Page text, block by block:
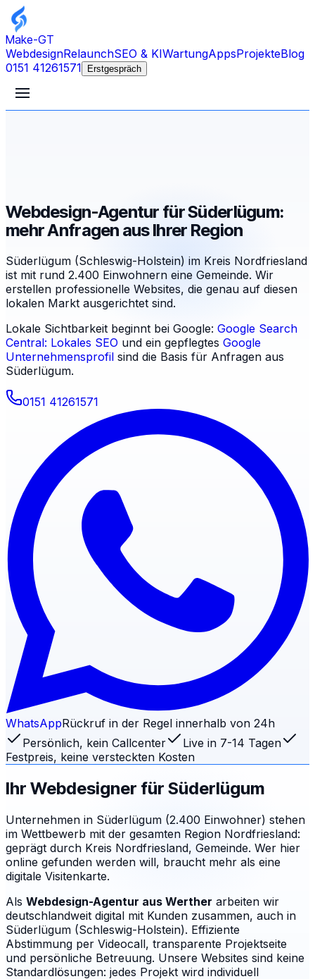
Make-GT
WebdesignRelaunchSEO & KIWartungAppsProjekteBlog
0151 41261571
Erstgespräch
Webdesign-Agentur für Süderlügum:
mehr Anfragen aus Ihrer Region
Süderlügum (Schleswig-Holstein) im Kreis Nordfriesland
ist mit rund 2.400 Einwohnern eine Gemeinde. Wir
erstellen professionelle Websites, die genau auf diesen
lokalen Markt ausgerichtet sind.
Lokale Sichtbarkeit beginnt bei Google: Google Search
Central: Lokales SEO und ein gepflegtes Google
Unternehmensprofil sind die Basis für Anfragen aus
Süderlügum.
0151 41261571
WhatsAppRückruf in der Regel innerhalb von 24h
Persönlich, kein Callcenter
Live in 7-14 Tagen
Festpreis, keine versteckten Kosten
Ihr Webdesigner für Süderlügum
Unternehmen in Süderlügum (2.400 Einwohner) stehen
im Wettbewerb mit der gesamten Region Nordfriesland:
geprägt durch Kreis Nordfriesland, Gemeinde. Wer hier
online gefunden werden will, braucht mehr als eine
digitale Visitenkarte.
Als Webdesign-Agentur aus Werther arbeiten wir
deutschlandweit digital mit Kunden zusammen, auch in
Süderlügum (Schleswig-Holstein). Effiziente
Abstimmung per Videocall, transparente Projektseite
und persönliche Betreuung. Unsere Websites sind keine
Standardlösungen: jedes Projekt wird individuell